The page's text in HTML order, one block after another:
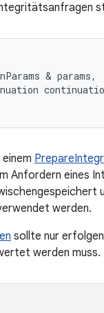
& params,
Anfordern eines
werden.
sollte nur
werden muss.